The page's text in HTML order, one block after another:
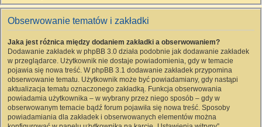
Obserwowanie tematów i zakładki
Jaka jest różnica między dodaniem zakładki a obserwowaniem?
Dodawanie zakładek w phpBB 3.0 działa podobnie jak dodawanie zakładek
w przeglądarce. Użytkownik nie dostaje powiadomienia, gdy w temacie
pojawia się nowa treść. W phpBB 3.1 dodawanie zakładek przypomina
obserwowanie tematu. Użytkownik może być powiadamiany, gdy nastąpi
aktualizacja tematu oznaczonego zakładką. Funkcja obserwowania
powiadamia użytkownika – w wybrany przez niego sposób – gdy w
obserwowanym temacie bądź forum pojawiła się nowa treść. Sposoby
powiadamiania dla zakładek i obserwowanych elementów można